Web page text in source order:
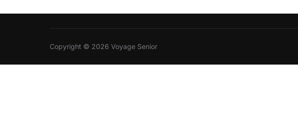
Copyright © 2026 Voyage Senior